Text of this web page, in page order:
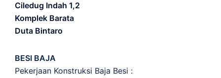
Ciledug Indah 1,2
Komplek Barata
Duta Bintaro
BESI BAJA
Pekerjaan Konstruksi Baja Besi :